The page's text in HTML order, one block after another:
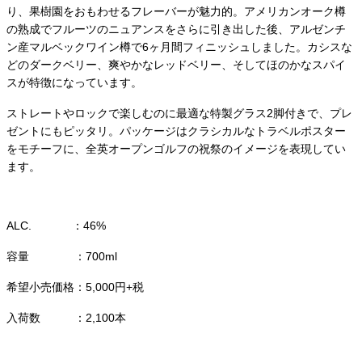
り、果樹園をおもわせるフレーバーが魅力的。アメリカンオーク樽
の熟成でフルーツのニュアンスをさらに引き出した後、アルゼンチ
ン産マルベックワイン樽で6ヶ月間フィニッシュしました。カシスな
どのダークベリー、爽やかなレッドベリー、そしてほのかなスパイ
スが特徴になっています。
ストレートやロックで楽しむのに最適な特製グラス2脚付きで、プレ
ゼントにもピッタリ。パッケージはクラシカルなトラベルポスター
をモチーフに、全英オープンゴルフの祝祭のイメージを表現してい
ます。
ALC. ：46%
容量 ：700ml
希望小売価格：5,000円+税
入荷数 ：2,100本